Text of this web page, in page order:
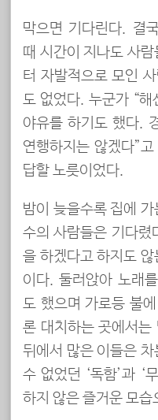
막으면 기다린다. 결
때 시간이 지나도 사
터 자발적으로 모인
도 없었다. 누군가 “해
야유를 하기도 했다.
연행하지는 않겠다”
답할 노릇이었다.
밤이 늦을수록 집에
수의 사람들은 기다렸
을 하겠다고 하지도
이다. 둘러앉아 노래
도 했으며 가로등 불
론 대치하는 곳에서는
뒤에서 많은 이들은
수 없었던 ‘독함’과 ‘
하지 않은 즐거운 모